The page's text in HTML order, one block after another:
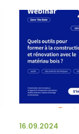
16.09.2024